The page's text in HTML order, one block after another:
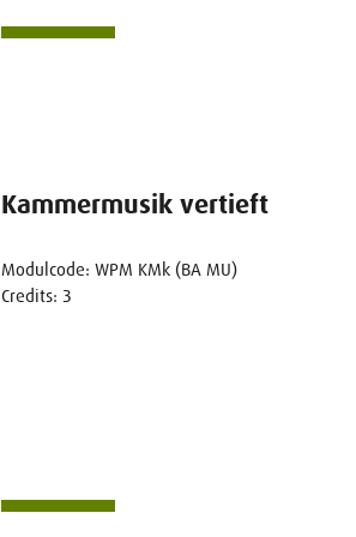
Kammermusik vertieft
Modulcode: WPM KMk (BA MU)
Credits: 3